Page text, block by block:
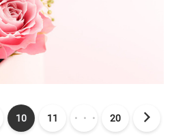
10 11 ・・・ 20